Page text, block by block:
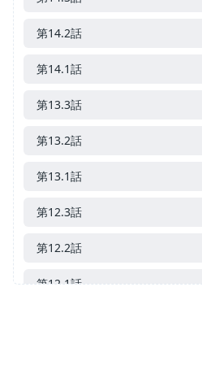
第14.2話
第14.1話
第13.3話
第13.2話
第13.1話
第12.3話
第12.2話
第12.1話